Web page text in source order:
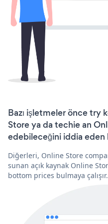
Bazı işletmeler önce try
Store ya da techie an
edebileceğini iddia eden
Diğerleri, Online Store
sunan açık kaynak Online
bottom prices bulmaya çalışır.